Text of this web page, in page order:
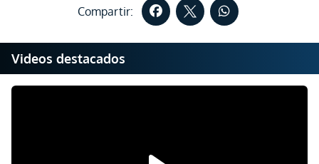
Compartir:
Videos destacados